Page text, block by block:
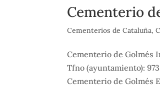
Cementerio
Cementerios de Cataluña,
Cementerio de Golmés
Tfno (ayuntamiento):
Cementerio de Golmés